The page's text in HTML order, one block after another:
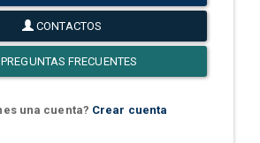
CONTACTOS
PREGUNTAS FRECUENTES
una cuenta? Crear cuenta